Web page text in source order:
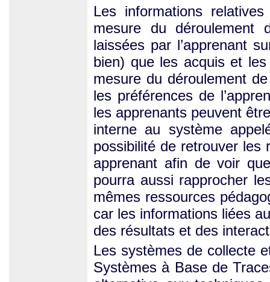
Les informations
mesure du déroulement
laissées par l’apprenant
bien) que les acquis et
mesure du déroulement
les préférences de
les apprenants peuvent
interne au système
possibilité de retrouver les
apprenant afin de voir
pourra aussi rapprocher
mêmes ressources
car les informations liées
des résultats et des
Les systèmes de collecte
Systèmes à Base de